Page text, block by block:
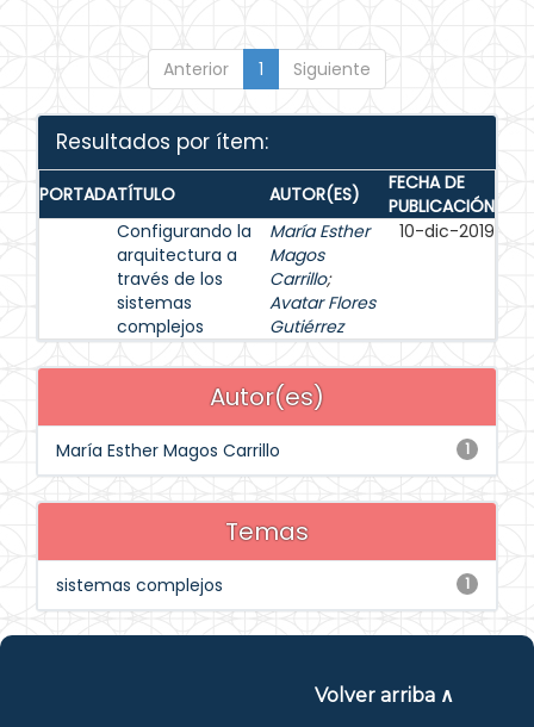
Anterior 1 Siguiente
Resultados por ítem:
PORTADATÍTULO AUTOR(ES)
FECHA DE
PUBLICACIÓN
Configurando la
arquitectura a
través de los
sistemas
complejos
María Esther
Magos
Carrillo;
Avatar Flores
Gutiérrez
10-dic-2019
Autor(es)
1
María Esther Magos Carrillo
Temas
1
sistemas complejos
Volver arriba ∧